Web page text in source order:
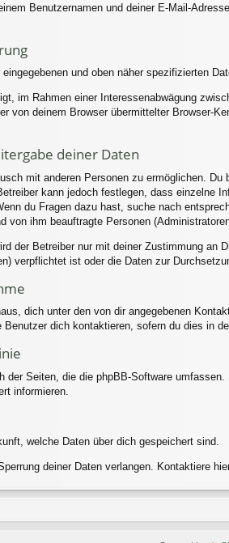
Benutzernamen und deiner E-Mail-
und oben näher spezifizierten
im Rahmen einer Interessenabwägung
von deinem Browser übermittelter Browser-
deiner Daten
mit anderen Personen zu ermöglichen.
kann jedoch festlegen, dass einzelne
du Fragen dazu hast, suche nach
von ihm beauftragte Personen
der Betreiber nur mit deiner Zustimmung
verpflichtet ist oder die Daten zur
dich unter den von dir angegebenen
Benutzer dich kontaktieren, sofern du dies in
der Seiten, die die phpBB-Software
informieren.
welche Daten über dich gespeichert sind.
deiner Daten verlangen. Kontaktiere